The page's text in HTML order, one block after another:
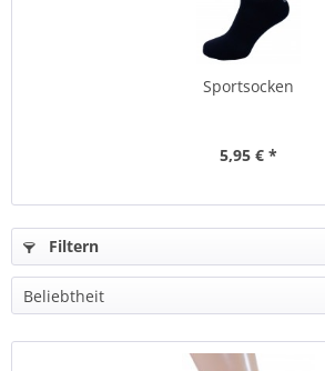
Sportsocken
5,95 € *
Filtern